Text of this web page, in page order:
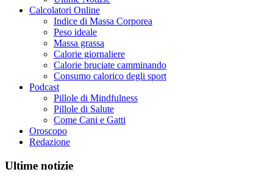
Calcolatori Online
Indice di Massa Corporea
Peso ideale
Massa grassa
Calorie giornaliere
Calorie bruciate camminando
Consumo calorico degli sport
Podcast
Pillole di Mindfulness
Pillole di Salute
Come Cani e Gatti
Oroscopo
Redazione
Ultime notizie